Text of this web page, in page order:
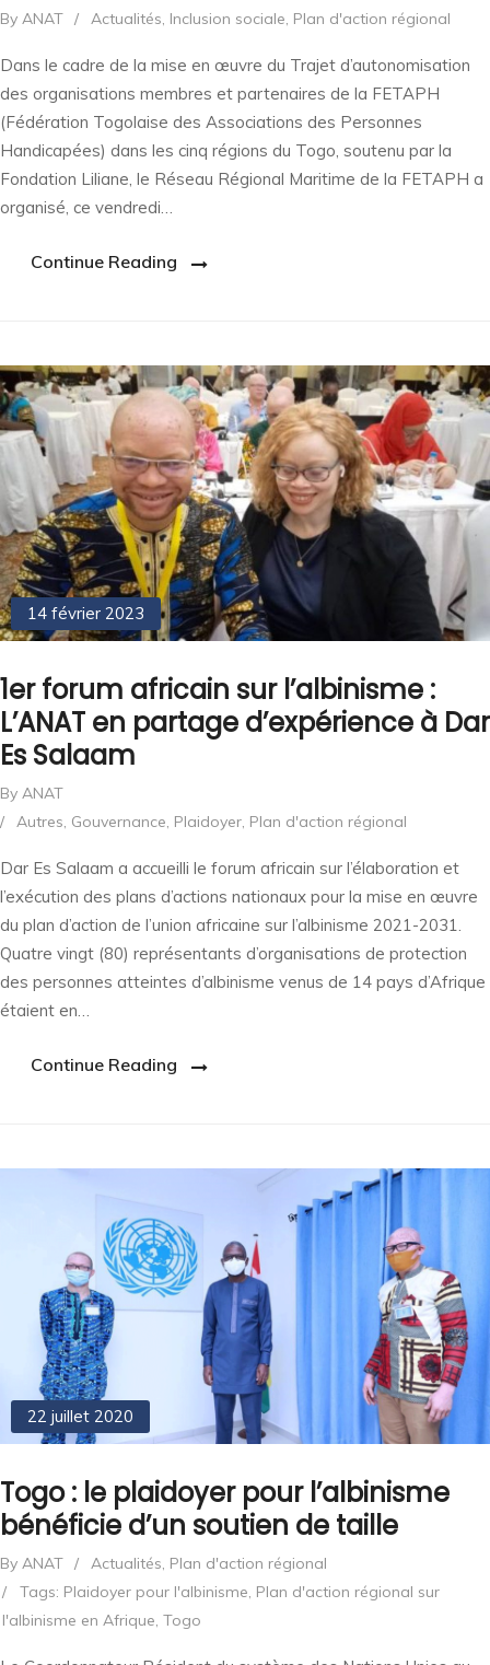
By ANAT / Actualités, Inclusion sociale, Plan d'action régional
Dans le cadre de la mise en œuvre du Trajet d’autonomisation
des organisations membres et partenaires de la FETAPH
(Fédération Togolaise des Associations des Personnes
Handicapées) dans les cinq régions du Togo, soutenu par la
Fondation Liliane, le Réseau Régional Maritime de la FETAPH a
organisé, ce vendredi…
Continue Reading
14 février 2023
1er forum africain sur l’albinisme :
L’ANAT en partage d’expérience à Dar
Es Salaam
By ANAT
/
Autres, Gouvernance, Plaidoyer, Plan d'action régional
Dar Es Salaam a accueilli le forum africain sur l’élaboration et
l’exécution des plans d’actions nationaux pour la mise en œuvre
du plan d’action de l’union africaine sur l’albinisme 2021-2031.
Quatre vingt (80) représentants d’organisations de protection
des personnes atteintes d’albinisme venus de 14 pays d’Afrique
étaient en…
Continue Reading
22 juillet 2020
Togo : le plaidoyer pour l’albinisme
bénéficie d’un soutien de taille
By ANAT / Actualités, Plan d'action régional
/
Tags: Plaidoyer pour l'albinisme, Plan d'action régional sur
l'albinisme en Afrique, Togo